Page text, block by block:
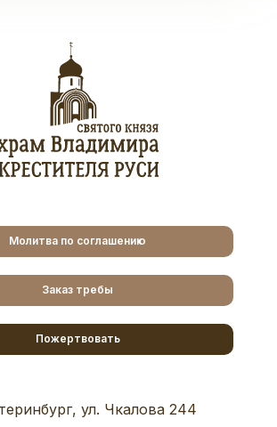
Молитва по соглашению
Заказ требы
Пожертвовать
ул. Чкалова 244